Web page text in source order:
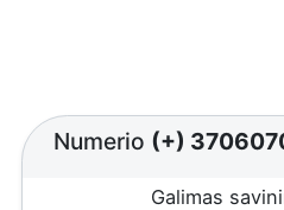
Numerio (+)
Galimas